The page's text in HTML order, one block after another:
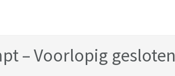
– Voorlopig gesloten